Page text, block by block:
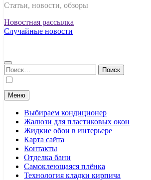
Статьи, новости, обзоры
Новостная рассылка
Случайные новости
Найти:
Меню
Выбираем кондиционер
Жалюзи для пластиковых окон
Жидкие обои в интерьере
Карта сайта
Контакты
Отделка бани
Самоклеющаяся плёнка
Технология кладки кирпича